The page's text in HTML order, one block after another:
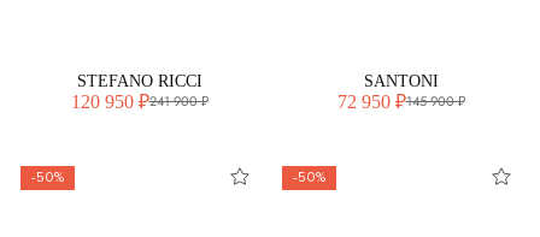
STEFANO RICCI
120 950 ₽241 900 ₽
SANTONI
72 950 ₽145 900 ₽
-50% -50%